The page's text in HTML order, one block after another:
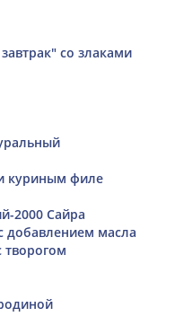
со злаками
куриным филе
2000 Сайра
добавлением масла